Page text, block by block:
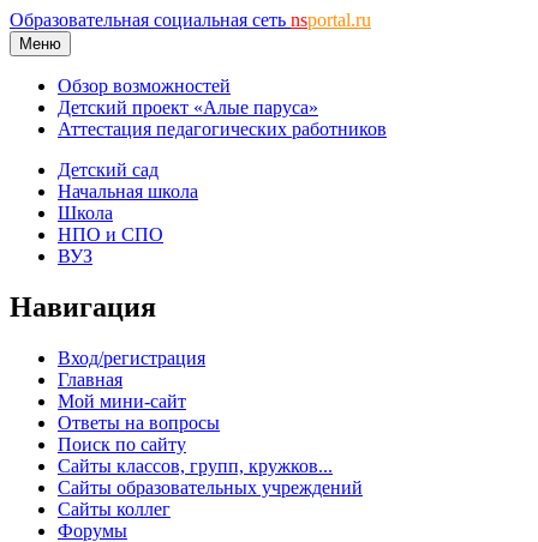
Образовательная социальная сеть nsportal.ru
Меню
Обзор возможностей
Детский проект «Алые паруса»
Аттестация педагогических работников
Детский сад
Начальная школа
Школа
НПО и СПО
ВУЗ
Навигация
Вход/регистрация
Главная
Мой мини-сайт
Ответы на вопросы
Поиск по сайту
Сайты классов, групп, кружков...
Сайты образовательных учреждений
Сайты коллег
Форумы